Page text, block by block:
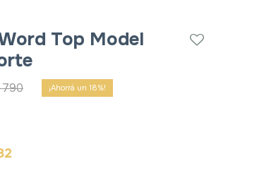
Top Model
790 18